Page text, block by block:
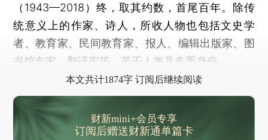
（1943—2018）终，取其约数，首尾百年。除传
统意义上的作家、诗人，所收人物也包括文史学
者、教育家、民间教育家、报人、编辑出版家、图
书馆专家、翻译家等，若干人兼具多重身份。
本文共计1874字 订阅后继续阅读
财新mini+会员专享
订阅后赠送财新通单篇卡